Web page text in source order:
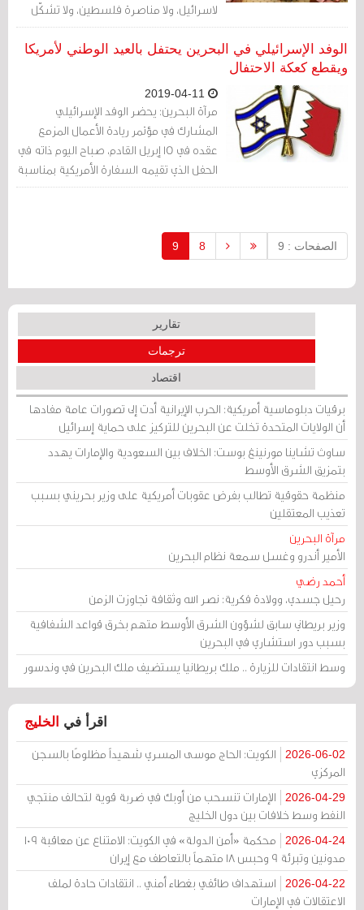
لاسرائيل، ولا مناصرة فلسطين، ولا تشكّل
هذه القضية وجداناً خاصاً عند شعوبهم
وناخبيهم، لكنهم يؤمنون بأن هناك قضية
الوفد الإسرائيلي في البحرين يحتفل بالعيد الوطني لأمريكا
ويقطع كعكة الاحتفال
مرآة البحرين: يحضر الوفد الإسرائيلي
المشارك في مؤتمر ريادة الأعمال المزمع
عقده في 15 إبريل القادم، صباح اليوم ذاته في
الحفل الذي تقيمه السفارة الأمريكية بمناسبة
العيد الوطني للولايات المتحدة الأمريكية،
الصفحات : 9 8
9
تقارير
ترجمات
اقتصاد
برقيات دبلوماسية أمريكية: الحرب الإيرانية أدت إلى تصورات عامة مفادها
أن الولايات المتحدة تخلت عن البحرين للتركيز على حماية إسرائيل
ساوث تشاينا مورنينغ بوست: الخلاف بين السعودية والإمارات يهدد
بتمزيق الشرق الأوسط
منظمة حقوقية تطالب بفرض عقوبات أمريكية على وزير بحريني بسبب
تعذيب المعتقلين
مرآة البحرين
الأمير أندرو وغسل سمعة نظام البحرين
أحمد رضي
رحيل جسدي، وولادة فكرية: نصر الله وثقافة تجاوزت الزمن
وزير بريطاني سابق لشؤون الشرق الأوسط متهم بخرق قواعد الشفافية
بسبب دور استشاري في البحرين
وسط انتقادات للزيارة .. ملك بريطانيا يستضيف ملك البحرين في وندسور
اقرأ في الخليج
2026-06-02
الكويت: الحاج موسى المسري شهيداً مظلومًا بالسجن
المركزي
2026-04-29
الإمارات تنسحب من أوبك في ضربة قوية لتحالف منتجي
النفط وسط خلافات بين دول الخليج
2026-04-24
محكمة «أمن الدولة» في الكويت: الامتناع عن معاقبة 109
مدونين وتبرئة 9 وحبس 18 متهماً بالتعاطف مع إيران
2026-04-22
استهداف طائفي بغطاء أمني .. انتقادات حادة لملف
الاعتقالات في الإمارات